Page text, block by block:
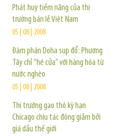
Phát huy tiềm năng của thị
trường bán lẻ Việt Nam
05 | 08 | 2008
Đàm phán Doha sụp đổ: Phương
Tây chỉ “hé cửa” với hàng hóa từ
nước nghèo
05 | 08 | 2008
Thị trường gạo thô kỳ hạn
Chicago chịu tác động giảm bởi
giá dầu thế giới